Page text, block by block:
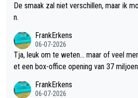
De smaak zal niet verschillen, maar ik
n.
FrankErkens
06-07-2026
Tja, leuk om te weten... maar of veel
et een box-office opening van 37
FrankErkens
06-07-2026